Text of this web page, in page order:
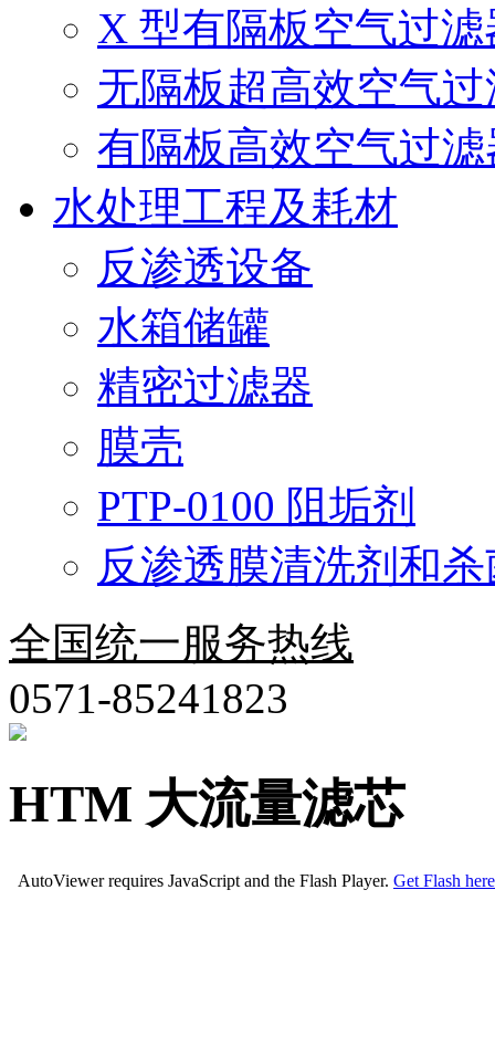
X 型有隔板空气过滤
无隔板超高效空气
有隔板高效空气过滤
水处理工程及耗材
反渗透设备
水箱储罐
精密过滤器
膜壳
PTP-0100 阻垢剂
反渗透膜清洗剂和
全国统一服务热线
0571-85241823
HTM 大流量滤芯